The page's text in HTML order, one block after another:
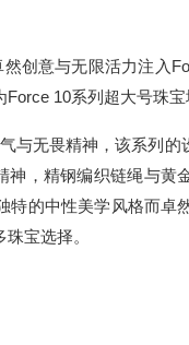
然创意与无限活力注入
10系列超大号珠宝
与无畏精神，该系列
神，精钢编织链绳与
的中性美学风格而卓
宝选择。